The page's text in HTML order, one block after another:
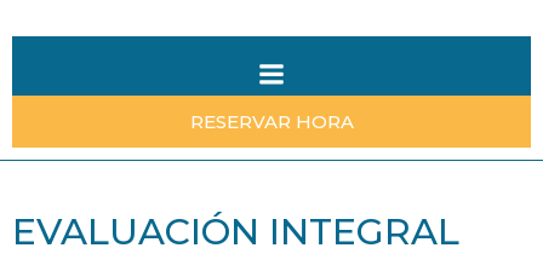
al
contenido
RESERVAR HORA
EVALUACIÓN INTEGRAL